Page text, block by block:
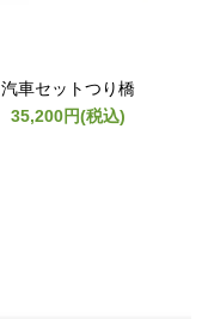
汽車セットつり橋
35,200円(税込)